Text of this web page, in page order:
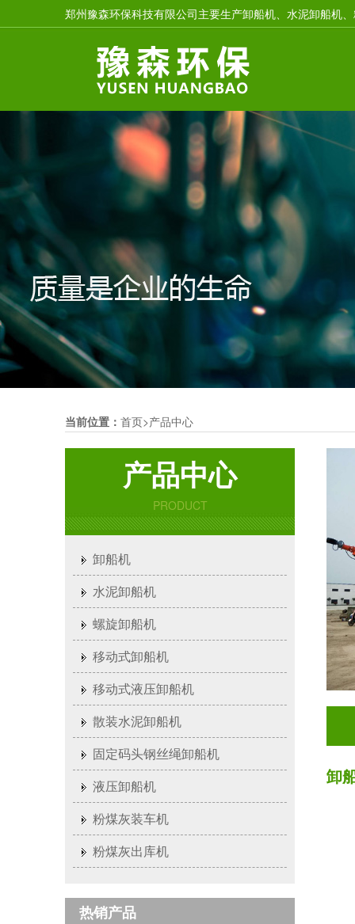
郑州豫森环保科技有限公司主要生产卸船机、水泥卸船机
当前位置： 首页>产品中心
卸
产品中心
PRODUCT
卸船机
水泥卸船机
螺旋卸船机
移动式卸船机
移动式液压卸船机
散装水泥卸船机
固定码头钢丝绳卸船机
液压卸船机
粉煤灰装车机
粉煤灰出库机
热销产品